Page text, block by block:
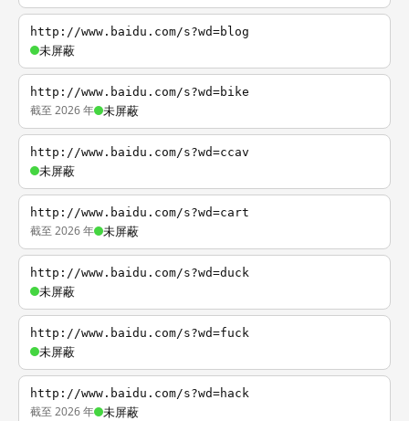
http://www.baidu.com/s?wd=blog
未屏蔽
http://www.baidu.com/s?wd=bike
截至 2026 年 未屏蔽
http://www.baidu.com/s?wd=ccav
未屏蔽
http://www.baidu.com/s?wd=cart
截至 2026 年 未屏蔽
http://www.baidu.com/s?wd=duck
未屏蔽
http://www.baidu.com/s?wd=fuck
未屏蔽
http://www.baidu.com/s?wd=hack
截至 2026 年 未屏蔽